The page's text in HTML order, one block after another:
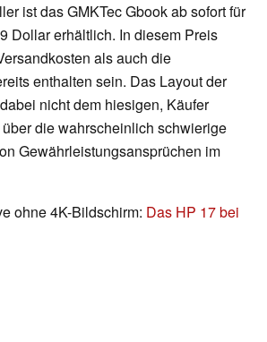
ist das GMKTec Gbook ab sofort für
Dollar erhältlich. In diesem Preis
als auch die
enthalten sein. Das Layout der
nicht dem hiesigen, Käufer
die wahrscheinlich schwierige
Gewährleistungsansprüchen im
ohne 4K-Bildschirm: Das HP 17 bei